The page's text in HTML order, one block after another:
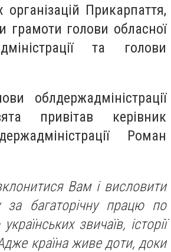
організацій Прикарпаття,
грамоти голови обласної
та голови
облдержадміністрації
привітав керівник
Роман
Вам і висловити
за багаторічну працю по
звичаїв, історії
країна живе доти, доки